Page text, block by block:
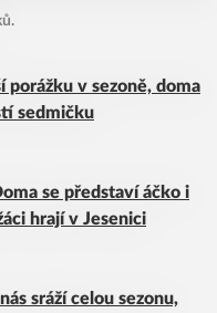
porážku v sezoně, doma
sedmičku
se představí áčko i
hrají v Jesenici
sráží celou sezonu,